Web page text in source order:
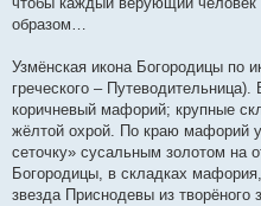
образом…
Узмёнская икона Богородицы по
греческого –
коричневый мафорий; крупные
жёлтой охрой. По краю мафорий
сеточку» сусальным золотом на
Богородицы, в складках
звезда Приснодевы из творёного